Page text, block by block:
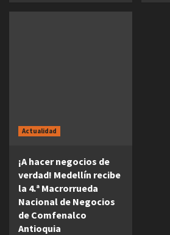
Actualidad
¡A hacer negocios de
verdad! Medellín recibe
la 4.ª Macrorrueda
Nacional de Negocios
de Comfenalco
Antioquia